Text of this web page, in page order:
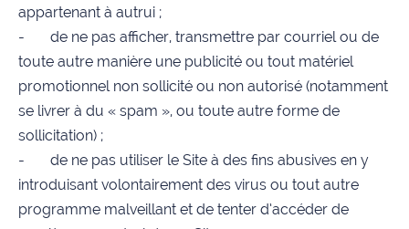
appartenant à autrui ;
- de ne pas afficher, transmettre par courriel ou de
toute autre manière une publicité ou tout matériel
promotionnel non sollicité ou non autorisé (notamment
se livrer à du « spam », ou toute autre forme de
sollicitation) ;
- de ne pas utiliser le Site à des fins abusives en y
introduisant volontairement des virus ou tout autre
programme malveillant et de tenter d’accéder de